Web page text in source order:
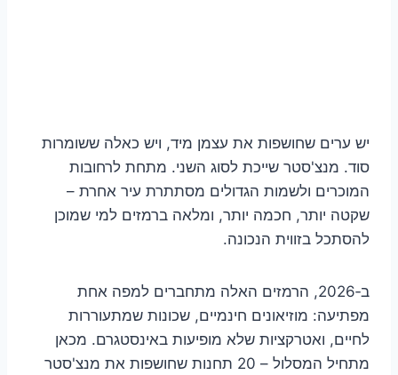
יש ערים שחושפות את עצמן מיד, ויש כאלה ששומרות
סוד. מנצ'סטר שייכת לסוג השני. מתחת לרחובות
המוכרים ולשמות הגדולים מסתתרת עיר אחרת –
שקטה יותר, חכמה יותר, ומלאה ברמזים למי שמוכן
להסתכל בזווית הנכונה.
ב‑2026, הרמזים האלה מתחברים למפה אחת
מפתיעה: מוזיאונים חינמיים, שכונות שמתעוררות
לחיים, ואטרקציות שלא מופיעות באינסטגרם. מכאן
מתחיל המסלול – 20 תחנות שחושפות את מנצ'סטר